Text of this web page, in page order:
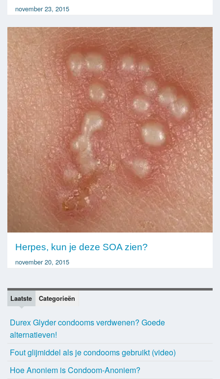
november 23, 2015
Herpes, kun je deze SOA zien?
november 20, 2015
Laatste Categorieën
Durex Glyder condooms verdwenen? Goede
alternatieven!
Fout glijmiddel als je condooms gebruikt (video)
Hoe Anoniem is Condoom-Anoniem?